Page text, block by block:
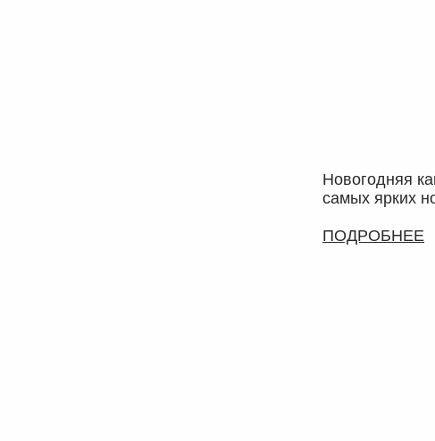
Новогодняя
самых ярких
ПОДРОБНЕЕ